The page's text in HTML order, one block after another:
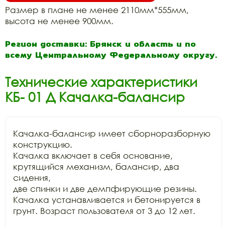
Размер в плане не менее 2110мм*555мм,
высота не менее 900мм.
Регион доставки: Брянск и область и по
всему Центральному Федеральному округу.
Технические характеристики
КБ- 01 Д Качалка-балансир
Качалка-балансир имеет сборноразборную
конструкцию.
Качалка включает в себя основание,
крутящийся механизм, балансир, два
сидения,
две спинки и две демпфирующие резины.
Качалка устанавливается и бетонируется в
грунт. Возраст пользователя от 3 до 12 лет.